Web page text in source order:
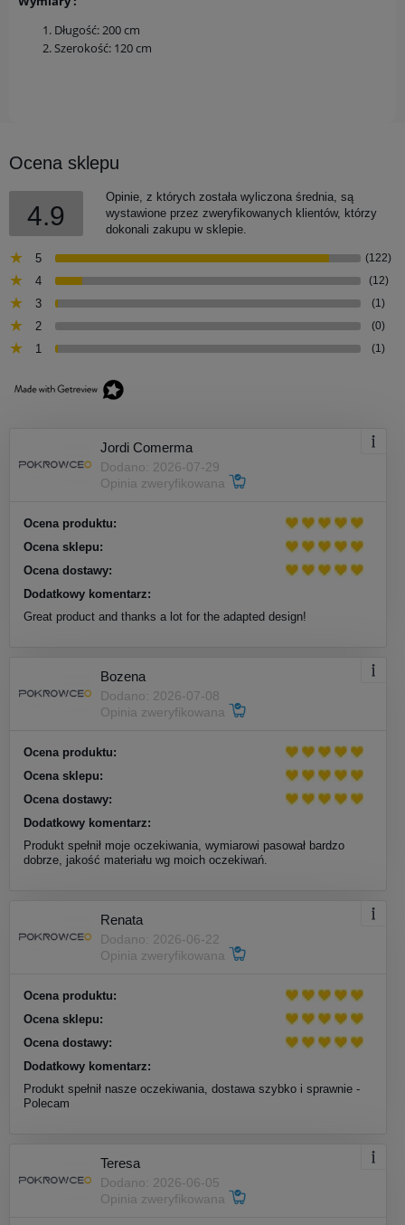
Długość: 200 cm
Szerokość: 120 cm
Ocena sklepu
4.9
Opinie, z których została wyliczona średnia, są
wystawione przez zweryfikowanych klientów, którzy
dokonali zakupu w sklepie.
5 (122)
4 (12)
3 (1)
2 (0)
1 (1)
Jordi Comerma
Dodano: 2026-07-29
Opinia zweryfikowana
Ocena produktu:
Ocena sklepu:
Ocena dostawy:
Dodatkowy komentarz:
Great product and thanks a lot for the adapted design!
Bozena
Dodano: 2026-07-08
Opinia zweryfikowana
Ocena produktu:
Ocena sklepu:
Ocena dostawy:
Dodatkowy komentarz:
Produkt spełnił moje oczekiwania, wymiarowi pasował bardzo
dobrze, jakość materiału wg moich oczekiwań.
Renata
Dodano: 2026-06-22
Opinia zweryfikowana
Ocena produktu:
Ocena sklepu:
Ocena dostawy:
Dodatkowy komentarz:
Produkt spełnił nasze oczekiwania, dostawa szybko i sprawnie -
Polecam
Teresa
Dodano: 2026-06-05
Opinia zweryfikowana